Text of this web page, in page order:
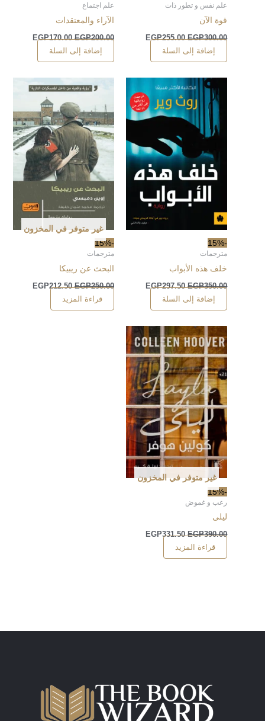
علم نفس و تطور ذات
قوة الآن
EGP300.00
EGP255.00
إضافة إلى السلة
علم اجتماع
الآراء والمعتقدات
EGP200.00
EGP170.00
إضافة إلى السلة
-15%
مترجمات
خلف هذه الأبواب
EGP350.00
EGP297.50
إضافة إلى السلة
-15%
غير متوفر في المخزون
مترجمات
البحث عن ريبيكا
EGP250.00
EGP212.50
قراءة المزيد
-15%
غير متوفر في المخزون
رعب و غموض
ليلى
EGP390.00
EGP331.50
قراءة المزيد